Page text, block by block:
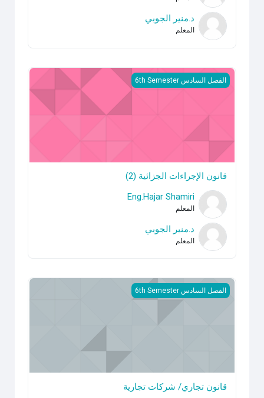
د.منير الجوبي
المعلم
قانون الإجراءات الجزائية (2)
الفصل السادس 6th Semester
قانون الإجراءات الجزائية (2)
Eng.Hajar Shamiri
المعلم
د.منير الجوبي
المعلم
قانون تجاري/ شركات تجارية
الفصل السادس 6th Semester
قانون تجاري/ شركات تجارية